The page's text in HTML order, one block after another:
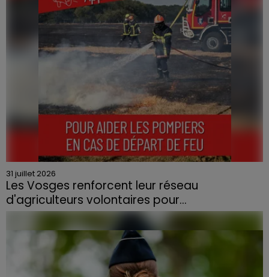
31 juillet 2026
Les Vosges renforcent leur réseau
d'agriculteurs volontaires pour...
Face à la sécheresse et aux risques de départs de feu,
la Chambre d'agriculture des Vosges a lancé un appel
aux agriculteurs volontaires pour venir en aide...